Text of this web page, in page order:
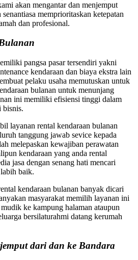
akan mengantar dan menjemput
memprioritaskan ketepatan
dan profesional.
pangsa pasar tersendiri yakni
kendaraan dan biaya ekstra lain
pelaku usaha memutuskan untuk
bulanan untuk menunjang
ini memiliki efisiensi tinggi dalam
bisnis.
layanan rental kendaraan bulanan
tanggung jawab sevice kepada
melepaskan kewajiban perawatan
kendaraan yang anda rental
jasa dengan senang hati mencari
baik.
kendaraan bulanan banyak dicari
masyarakat memilih layanan ini
ke kampung halaman ataupun
bersilaturahmi datang kerumah
dari dan ke Bandara